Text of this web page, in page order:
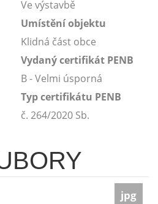
Ve výstavbě
Umístění objektu
Klidná část obce
Vydaný certifikát PENB
B - Velmi úsporná
Typ certifikátu PENB
č. 264/2020 Sb.
jpg